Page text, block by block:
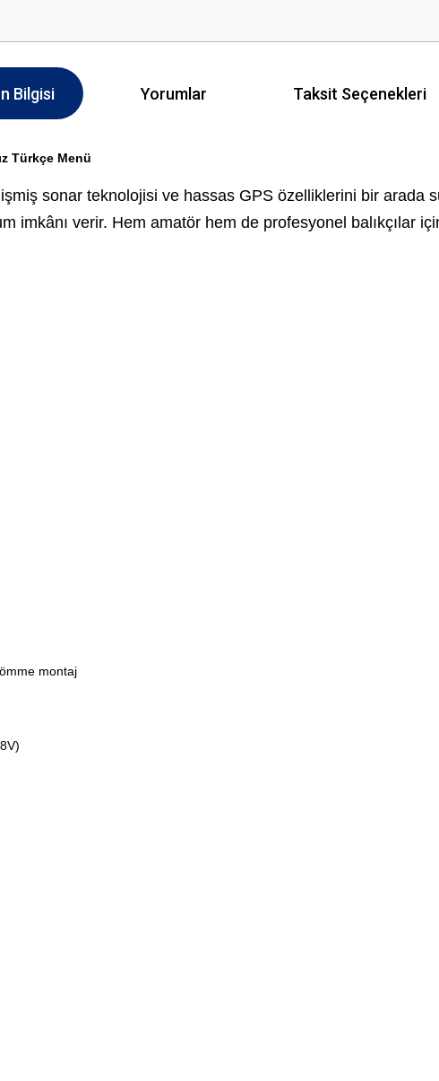
Bilgisi Yorumlar Taksit Seçenekleri
Türkçe Menü
sonar teknolojisi ve hassas GPS özelliklerini bir arada
imkânı verir. Hem amatör hem de profesyonel balıkçılar
montaj